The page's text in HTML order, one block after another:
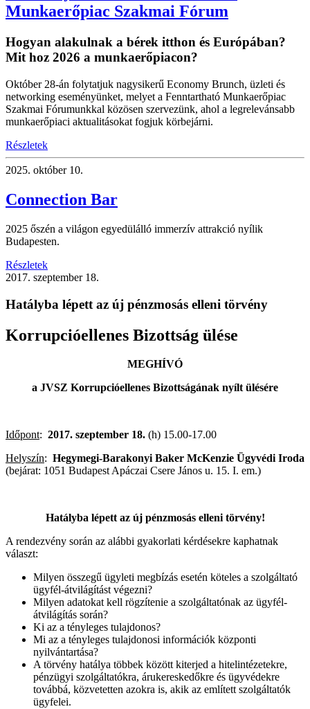
Munkaerőpiac Szakmai Fórum
Hogyan alakulnak a bérek itthon és Európában?
Mit hoz 2026 a munkaerőpiacon?
Október 28-án folytatjuk nagysikerű Economy Brunch, üzleti és
networking eseményünket, melyet a Fenntartható Munkaerőpiac
Szakmai Fórumunkkal közösen szervezünk, ahol a legrelevánsabb
munkaerőpiaci aktualitásokat fogjuk körbejárni.
Részletek
2025. október 10.
Connection Bar
2025 őszén a világon egyedülálló immerzív attrakció nyílik
Budapesten.
Részletek
2017. szeptember 18.
Hatályba lépett az új pénzmosás elleni törvény
Korrupcióellenes Bizottság ülése
MEGHÍVÓ
a JVSZ Korrupcióellenes Bizottságának nyílt ülésére
Időpont: 2017. szeptember 18. (h) 15.00-17.00
Helyszín: Hegymegi-Barakonyi Baker McKenzie Ügyvédi Iroda
(bejárat: 1051 Budapest Apáczai Csere János u. 15. I. em.)
Hatályba lépett az új pénzmosás elleni törvény!
A rendezvény során az alábbi gyakorlati kérdésekre kaphatnak
választ:
Milyen összegű ügyleti megbízás esetén köteles a szolgáltató
ügyfél-átvilágítást végezni?
Milyen adatokat kell rögzítenie a szolgáltatónak az ügyfél-
átvilágítás során?
Ki az a tényleges tulajdonos?
Mi az a tényleges tulajdonosi információk központi
nyilvántartása?
A törvény hatálya többek között kiterjed a hitelintézetekre,
pénzügyi szolgáltatókra, árukereskedőkre és ügyvédekre
továbbá, közvetetten azokra is, akik az említett szolgáltatók
ügyfelei.